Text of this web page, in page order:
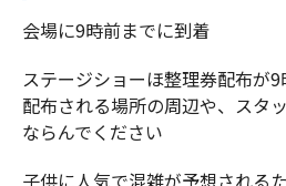
会場に9時前までに到着
ステージショーほ整理券配布が
配布される場所の周辺や、スタ
ならんでください
子供に人気で混雑が予想される